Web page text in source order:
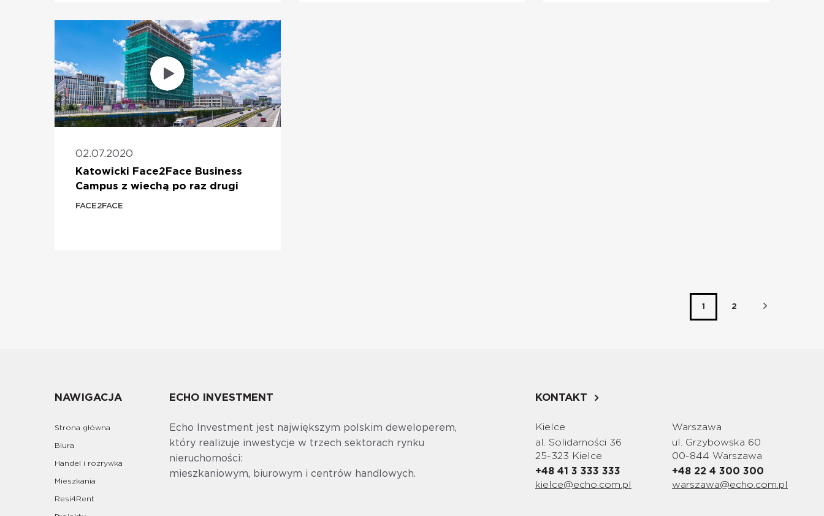
02.07.2020
Katowicki Face2Face Business
Campus z wiechą po raz drugi
FACE2FACE
1 2
NAWIGACJA
Strona główna
Biura
Handel i rozrywka
Mieszkania
Resi4Rent
ECHO INVESTMENT
Echo Investment jest największym polskim deweloperem,
który realizuje inwestycje w trzech sektorach rynku
nieruchomości:
mieszkaniowym, biurowym i centrów handlowych.
KONTAKT
Kielce
al. Solidarności 36
25-323 Kielce
+48 41 3 333 333
kielce@echo.com.pl
Warszawa
ul. Grzybowska 60
00-844 Warszawa
+48 22 4 300 300
warszawa@echo.com.pl